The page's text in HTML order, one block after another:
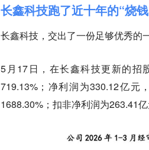
长鑫科技跑了近十年的“烧
长鑫科技，交出了一份足够优秀的
5月17日，在长鑫科技更新的招
719.13%；净利润为330.12亿元
1688.30%；扣非净利润为263.41